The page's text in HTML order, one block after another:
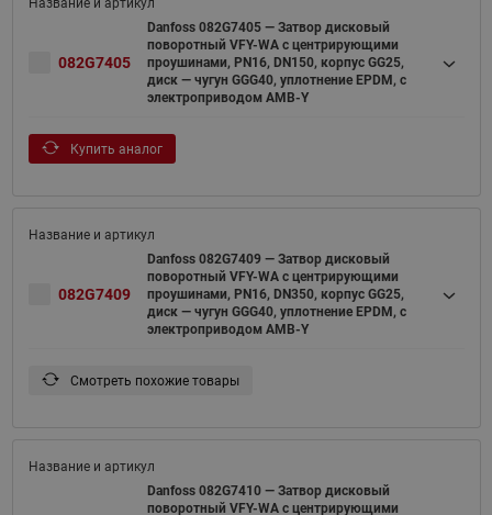
082G7405
Danfoss 082G7405 — Затвор дисковый
поворотный VFY-WA с центрирующими
проушинами, PN16, DN150, корпус GG25,
диск — чугун GGG40, уплотнение EPDM, с
электроприводом AMB-Y
Купить аналог
082G7409
Danfoss 082G7409 — Затвор дисковый
поворотный VFY-WA с центрирующими
проушинами, PN16, DN350, корпус GG25,
диск — чугун GGG40, уплотнение EPDM, с
электроприводом AMB-Y
Смотреть похожие товары
Danfoss 082G7410 — Затвор дисковый
поворотный VFY-WA с центрирующими